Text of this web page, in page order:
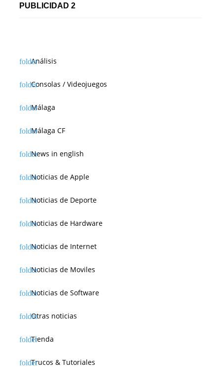
PUBLICIDAD 2
Análisis
Consolas / Videojuegos
Málaga
Málaga CF
News in english
Noticias de Apple
Noticias de Deporte
Noticias de Hardware
Noticias de Internet
Noticias de Moviles
Noticias de Software
Otras noticias
Tienda
Trucos & Tutoriales